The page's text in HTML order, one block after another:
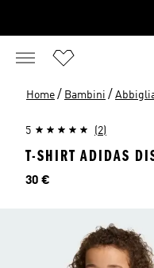
Home / Bambini /
5 (2)
T-SHIRT ADIDAS
Prezzo
30 €